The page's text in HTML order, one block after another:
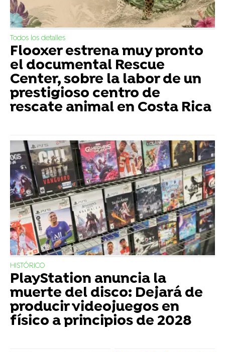
Todos los detalles
Flooxer estrena muy pronto
el documental Rescue
Center, sobre la labor de un
prestigioso centro de
rescate animal en Costa Rica
HISTÓRICO
PlayStation anuncia la
muerte del disco: Dejará de
producir videojuegos en
físico a principios de 2028